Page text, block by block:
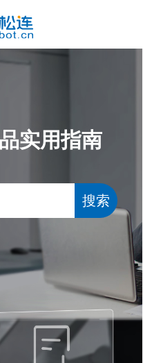
实用指南
搜索